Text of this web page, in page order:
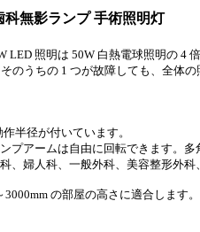
無影ランプ 手術照明灯
LED 照明は 50W 白熱電球照明の 4
のうちの 1 つが故障しても、全体
半径が付いています。
プアームは自由に回転できます。
、婦人科、一般外科、美容整形外
3000mm の部屋の高さに適合します